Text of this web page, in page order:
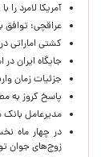
آمریکا لامرد
عراقچی: توافق
کشتی اماراتی
جایگاه ایران
جزئیات زمان
پاسخ کروز به
مدیرعامل بانک
زوج‌های جوان